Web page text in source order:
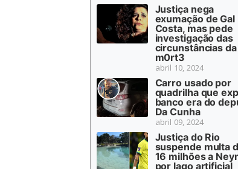
Justiça nega
exumação de Gal
Costa, mas pede
investigação das
circunstâncias da
m0rt3
abril 10, 2024
Carro usado por
quadrilha que
banco era do
Da Cunha
abril 09, 2024
Justiça do Rio
suspende multa
16 milhões a
por lago artificial